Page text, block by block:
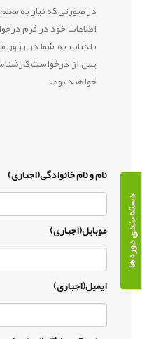
دسته بندی دوره ها
در صورتی که نیاز به
اطلاعات خود در فرم
بلدیاب به شما در
پس از درخواست
خواهند بود.
نام و نام خانوادگی(اجباری)
موبایل(اجباری)
ایمیل(اجباری)